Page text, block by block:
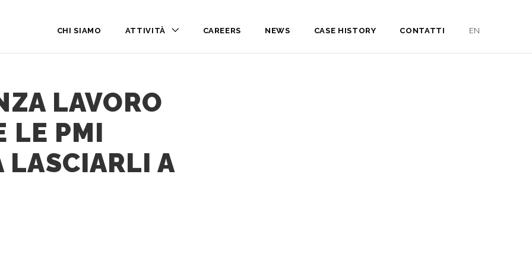
CHI SIAMO ATTIVITÀ CAREERS NEWS CASE HISTORY CONTATTI EN
LAVORO
LE PMI
LASCIARLI A